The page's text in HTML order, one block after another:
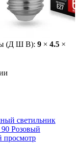
(Д Ш В): 9 × 4.5 ×
светильник
Розовый
просмотр